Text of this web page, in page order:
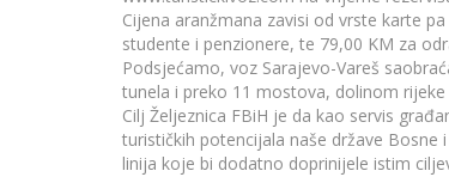
Cijena aranžmana zavisi od vrste karte
studente i penzionere, te 79,00 KM za
Podsjećamo, voz Sarajevo-Vareš
tunela i preko 11 mostova, dolinom
Cilj Željeznica FBiH je da kao servis
turističkih potencijala naše države
linija koje bi dodatno doprinijele istim